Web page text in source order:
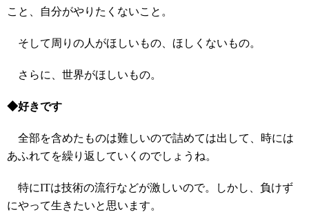
こと、自分がやりたくないこと。
そして周りの人がほしいもの、ほしくないもの。
さらに、世界がほしいもの。
◆好きです
全部を含めたものは難しいので詰めては出して、時には
あふれてを繰り返していくのでしょうね。
特にITは技術の流行などが激しいので。しかし、負けず
にやって生きたいと思います。